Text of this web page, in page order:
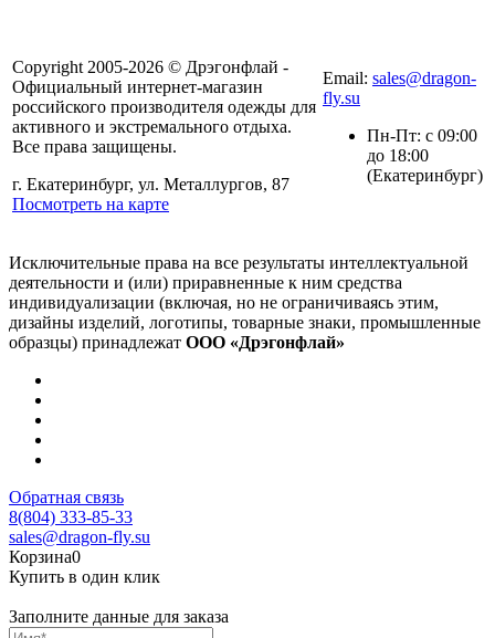
Copyright 2005-2026 © Дрэгонфлай -
Официальный интернет-магазин
российского производителя одежды для
активного и экстремального отдыха.
Все права защищены.
г. Екатеринбург, ул. Металлургов, 87
Посмотреть на карте
Email: sales@dragon-
fly.su
Пн-Пт: с 09:00
до 18:00
(Екатеринбург)
Исключительные права на все результаты интеллектуальной
деятельности и (или) приравненные к ним средства
индивидуализации (включая, но не ограничиваясь этим,
дизайны изделий, логотипы, товарные знаки, промышленные
образцы) принадлежат ООО «Дрэгонфлай»
Обратная связь
8(804) 333-85-33
sales@dragon-fly.su
Корзина0
Купить в один клик
Заполните данные для заказа